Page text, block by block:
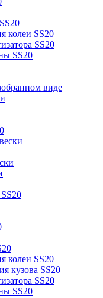
колеи SS20
SS20
SS20
виде
колеи SS20
кузова SS20
SS20
SS20